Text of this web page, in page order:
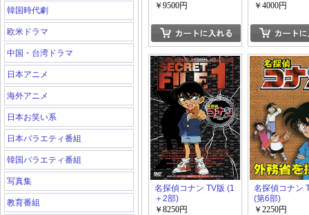
韓国時代劇
欧米ドラマ
中国・台湾ドラマ
日本アニメ
海外アニメ
日本お笑い系
日本バラエティ番組
韓国バラエティ番組
写真集
教育番組
￥9500円
￥4000円
名探偵コナン TV版 (1
＋2部)
￥8250円
名探偵コナン
(第6部)
￥2250円